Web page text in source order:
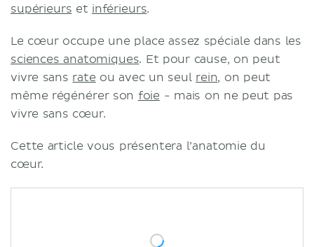
supérieurs et inférieurs.
Le cœur occupe une place assez spéciale dans les
sciences anatomiques. Et pour cause, on peut
vivre sans rate ou avec un seul rein, on peut
même régénérer son foie - mais on ne peut pas
vivre sans cœur.
Cette article vous présentera l’anatomie du
cœur.